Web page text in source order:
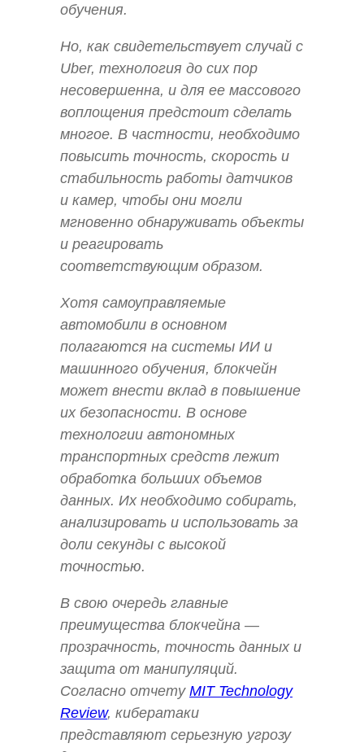
обучения.
Но, как свидетельствует случай с
Uber, технология до сих пор
несовершенна, и для ее массового
воплощения предстоит сделать
многое. В частности, необходимо
повысить точность, скорость и
стабильность работы датчиков
и камер, чтобы они могли
мгновенно обнаруживать объекты
и реагировать
соответствующим образом.
Хотя самоуправляемые
автомобили в основном
полагаются на системы ИИ и
машинного обучения, блокчейн
может внести вклад в повышение
их безопасности. В основе
технологии автономных
транспортных средств лежит
обработка больших объемов
данных. Их необходимо собирать,
анализировать и использовать за
доли секунды с высокой
точностью.
В свою очередь главные
преимущества блокчейна —
прозрачность, точность данных и
защита от манипуляций.
Согласно отчету MIT Technology
Review, кибератаки
представляют серьезную угрозу